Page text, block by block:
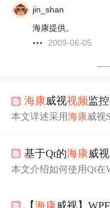
jin_shan
海康提供。
2009-06-05
海康威视视频监
本文详述采用海康威视
览 、画面布局、设备
指导。
基于Qt的海康威
本文介绍如何使用Qt在
【海康威视】